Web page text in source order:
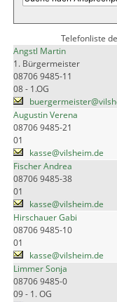
Telefonliste
Angstl Martin
1. Bürgermeister
08706 9485-11
08 - 1.OG
Augustin Verena
08706 9485-21
01
kasse@vilsheim.de
Fischer Andrea
08706 9485-38
01
kasse@vilsheim.de
Hirschauer Gabi
08706 9485-10
01
kasse@vilsheim.de
Limmer Sonja
08706 9485-0
09 - 1. OG